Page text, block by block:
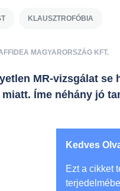
KLAUSZTROFÓBIA
AFFIDEA MAGYARORSZÁG KFT.
MR-vizsgálat
Íme néhány jó
Kedves
Ezt a cikket